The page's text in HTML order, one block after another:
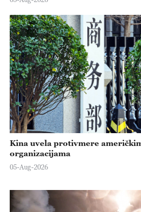
Kina uvela protivmere
organizacijama
05-Aug-2026